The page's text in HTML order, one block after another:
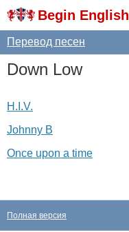
Begin English
Перевод песен
Down Low
H.I.V.
Johnny B
Once upon a time
Полная версия